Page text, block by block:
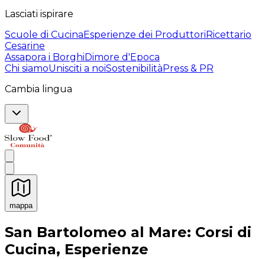
Lasciati ispirare
Scuole di CucinaEsperienze dei ProduttoriRicettario
Cesarine
Assapora i BorghiDimore d'Epoca
Chi siamoUnisciti a noiSostenibilitàPress & PR
Cambia lingua
mappa
Esperienze culinarie indimenticabili: Esperienze
San Bartolomeo al Mare: Corsi di
Cucina, Esperienze